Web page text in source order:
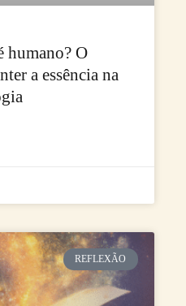
humano? O
a essência na
REFLEXÃO